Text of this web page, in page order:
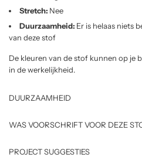
Stretch: Nee
Duurzaamheid: Er is helaas niets
van deze stof
De kleuren van de stof kunnen op je
in de werkelijkheid.
DUURZAAMHEID
WAS VOORSCHRIFT VOOR DEZE
PROJECT SUGGESTIES